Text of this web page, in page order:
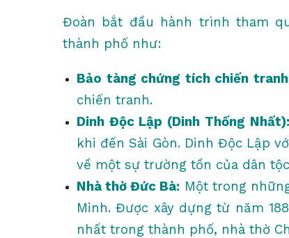
Đoàn bắt đầu hành trình tham
thành phố như:
Bảo tàng chứng tích chiến
chiến tranh.
Dinh Độc Lập (Dinh Thống Nhất):
khi đến Sài Gòn. Dinh Độc Lập
về một sự trường tồn của dân
Nhà thờ Đức Bà: Một trong
Minh. Được xây dựng từ năm
nhất trong thành phố, nhà thờ